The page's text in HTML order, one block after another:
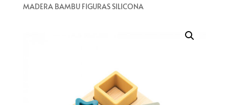
MADERA BAMBU FIGURAS SILICONA